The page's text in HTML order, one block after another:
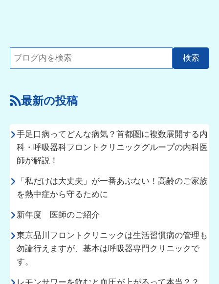
最新の投稿
手足口病ってどんな病気？首都圏に複数展開する内
科・呼吸器科フロントクリニックグループの内科医
師が解説！
「私だけは大丈夫」が一番あぶない！高齢のご家族
を熱中症から守るために
新年度 医師のご紹介
東京品川フロントクリニックは生活習慣病の管理も
勿論行えますが、基本は呼吸器専門クリニックで
す。
レモンサワーを飲むと血圧が上がるって本当？？